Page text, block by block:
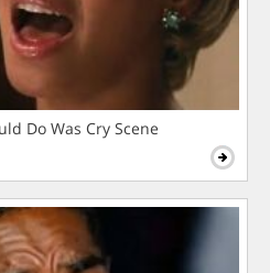
Do Was Cry Scene